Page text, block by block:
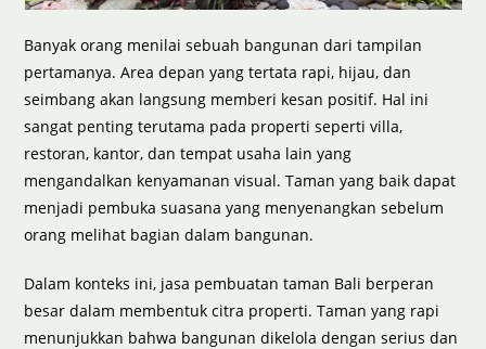
Banyak orang menilai sebuah bangunan dari tampilan
pertamanya. Area depan yang tertata rapi, hijau, dan
seimbang akan langsung memberi kesan positif. Hal ini
sangat penting terutama pada properti seperti villa,
restoran, kantor, dan tempat usaha lain yang
mengandalkan kenyamanan visual. Taman yang baik dapat
menjadi pembuka suasana yang menyenangkan sebelum
orang melihat bagian dalam bangunan.
Dalam konteks ini, jasa pembuatan taman Bali berperan
besar dalam membentuk citra properti. Taman yang rapi
menunjukkan bahwa bangunan dikelola dengan serius dan